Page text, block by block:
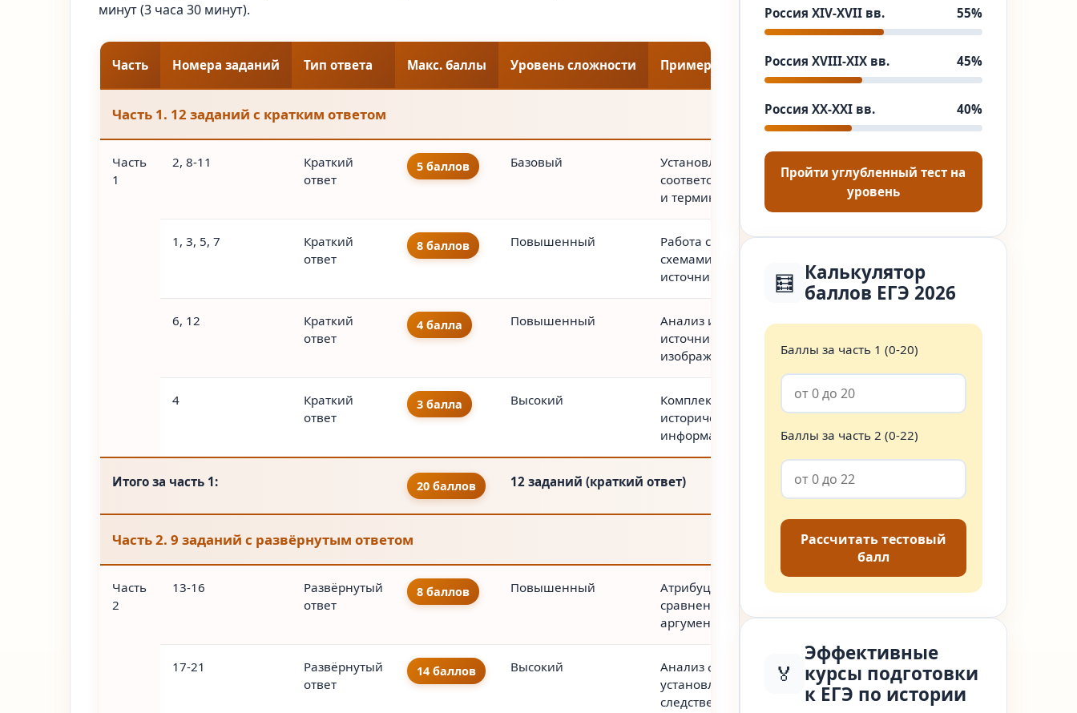
минут (3 часа 30 минут).
Часть Номера заданий Тип ответа Макс. баллы Уровень сложности Примерное содержание
Часть 1. 12 заданий с кратким ответом
Часть
1
2, 8-11
Краткий
ответ
5 баллов Базовый
Установление
соответствий, знание дат
и терминов
1, 3, 5, 7
Краткий
ответ
8 баллов Повышенный
Работа с таблицами,
схемами, анализ
источников
6, 12
Краткий
ответ
4 балла Повышенный
Анализ исторических
источников и
изображений
4
Краткий
ответ
3 балла Высокий
Комплексный анализ
исторической
информации
Итого за часть 1: 20 баллов 12 заданий (краткий ответ)
Часть 2. 9 заданий с развёрнутым ответом
Часть
2
13-16
Развёрнутый
ответ
8 баллов Повышенный
Атрибуция источника,
сравнение,
аргументация
17-21
Развёрнутый
ответ
14 баллов Высокий
Анализ фрагментов,
установление причинно-
следственных связей
Россия XIV-XVII вв. 55%
Россия XVIII-XIX вв. 45%
Россия XX-XXI вв. 40%
Пройти углубленный тест на
уровень
🧮 Калькулятор
баллов ЕГЭ 2026
Баллы за часть 1 (0-20)
Баллы за часть 2 (0-22)
Рассчитать тестовый
балл
🏅
Эффективные
курсы подготовки
к ЕГЭ по истории